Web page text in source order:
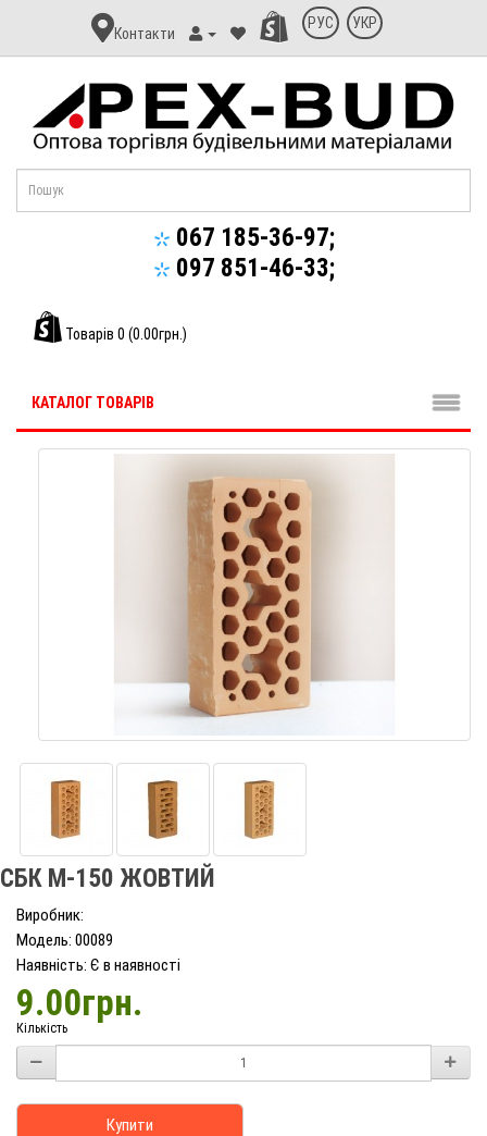
Контакт
Апекс-
Контакти
РУС УКР
067 185-36-97;
097 851-46-33;
Товарів 0 (0.00грн.)
КАТАЛОГ ТОВАРІВ
СБК М-150 ЖОВТИЙ
Виробник:
Модель: 00089
Наявність: Є в наявності
9.00грн.
Кількість
Купити